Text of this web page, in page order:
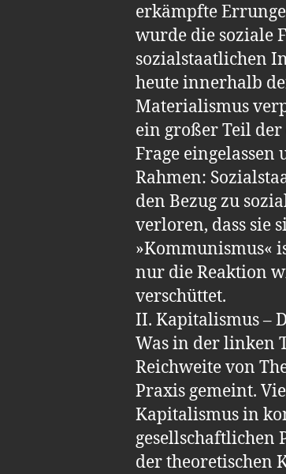
erkämpfte
wurde die soziale
sozialstaatlichen
heute innerhalb
Materialismus
ein großer Teil
Frage eingelassen
Rahmen:
den Bezug zu
verloren, dass sie
»Kommunismus«
nur die Reaktion
verschüttet.
II. Kapitalismus –
Was in der linken
Reichweite von
Praxis gemeint.
Kapitalismus in
gesellschaftlichen
der theoretischen